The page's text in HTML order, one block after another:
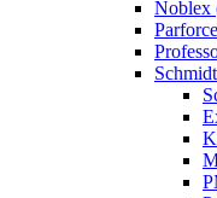
Noblex